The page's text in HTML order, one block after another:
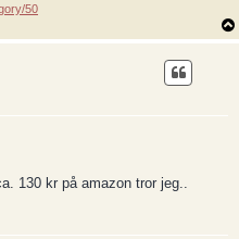
50
130 kr på amazon tror jeg..